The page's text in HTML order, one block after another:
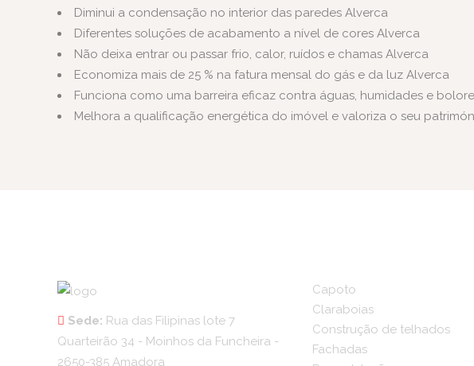
Diminui a condensação no interior das paredes Alverca
Diferentes soluções de acabamento a nível de cores Alverca
Não deixa entrar ou passar frio, calor, ruídos e chamas Alverca
Economiza mais de 25 % na fatura mensal do gás e da luz Alverca
Funciona como uma barreira eficaz contra águas, humidades e
Melhora a qualificação energética do imóvel e valoriza o seu
Sede: Rua das Filipinas lote 7
Quarteirão 34 - Moinhos da Funcheira -
2650-385 Amadora
Capoto
Claraboias
Construção de telhados
Fachadas